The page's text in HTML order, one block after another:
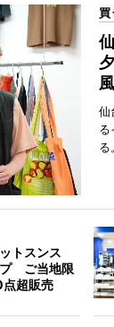
買
仙
る
る。
トスンス
プ ご当地限
超販売